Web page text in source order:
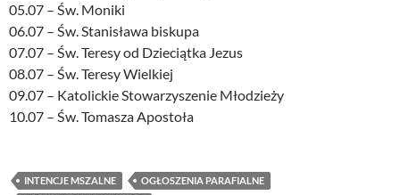
05.07 – Św. Moniki
06.07 – Św. Stanisława biskupa
07.07 – Św. Teresy od Dzieciątka Jezus
08.07 – Św. Teresy Wielkiej
09.07 – Katolickie Stowarzyszenie Młodzieży
10.07 – Św. Tomasza Apostoła
INTENCJE MSZALNE
OGŁOSZENIA PARAFIALNE